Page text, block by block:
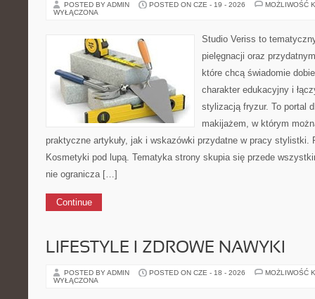
POSTED BY ADMIN POSTED ON CZE - 19 - 2026
MOŻLIWOŚĆ
WYŁĄCZONA
Studio Veriss to
pielęgnacji oraz
które chcą świadomie
charakter edukacyjny i
stylizacją fryzur. To portal
makijażem, w którym
praktyczne artykuły, jak i wskazówki przydatne w pracy stylistki.
Kosmetyki pod lupą. Tematyka strony skupia się przede
nie ogranicza […]
Continue
LIFESTYLE I ZDROWE NAWYKI
POSTED BY ADMIN POSTED ON CZE - 18 - 2026
MOŻLIWOŚĆ
WYŁĄCZONA